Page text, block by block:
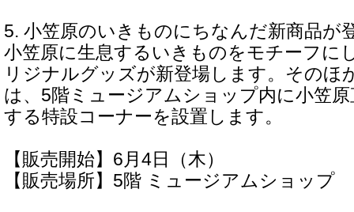
5. 小笠原のいきものにちなんだ新商品が
小笠原に生息するいきものをモチーフに
リジナルグッズが新登場します。そのほ
は、5階ミュージアムショップ内に小笠
する特設コーナーを設置します。
【販売開始】6月4日（木）
【販売場所】5階 ミュージアムショップ